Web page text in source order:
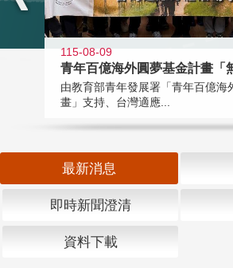
115-08-09
青年百億海外圓夢基金計畫「
由教育部青年發展署「青年百億海
畫」支持、台灣適應...
最新消息
即時新聞澄清
資料下載